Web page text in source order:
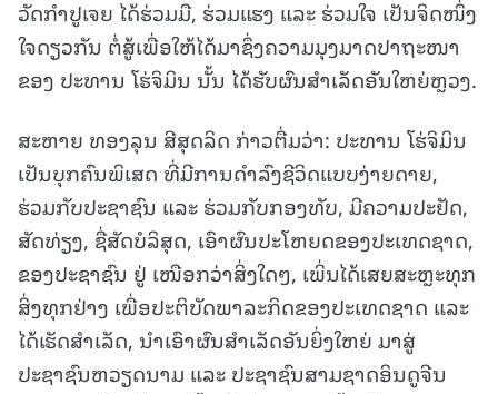
ວັດກໍາປູເຈຍ ໄດ້ຮ່ວມມື, ຮ່ວມແຮງ ແລະ ຮ່ວມໃຈ ເປັນຈິດໜຶ່ງ
ໃຈດຽວກັນ ຕໍ່ສູ້ເພື່ອໃຫ້ໄດ້ມາຊຶ່ງຄວາມມຸງມາດປາຖະໜາ
ຂອງ ປະທານ ໂຮ່ຈິມິນ ນັ້ນ ໄດ້ຮັບຜົນສໍາເລັດອັນໃຫຍ່ຫຼວງ.
ສະຫາຍ ທອງລຸນ ສີສຸດລິດ ກ່າວຕື່ມວ່າ: ປະທານ ໂຮ່ຈິມິນ
ເປັນບຸກຄົນພິເສດ ທີ່ມີການດໍາລົງຊີວິດແບບງ່າຍດາຍ,
ຮ່ວມກັບປະຊາຊົນ ແລະ ຮ່ວມກັບກອງທັບ, ມີຄວາມປະຢັດ,
ສັດທ່ຽງ, ຊື່ສັດບໍລິສຸດ, ເອົາຜົນປະໂຫຍດຂອງປະເທດຊາດ,
ຂອງປະຊາຊົນ ຢູ່ ເໜືອກວ່າສິ່ງໃດໆ, ເພິ່ນໄດ້ເສຍສະຫຼະທຸກ
ສິ່ງທຸກຢ່າງ ເພື່ອປະຕິບັດພາລະກິດຂອງປະເທດຊາດ ແລະ
ໄດ້ເຮັດສໍາເລັດ, ນໍາເອົາຜົນສໍາເລັດອັນຍິ່ງໃຫຍ່ ມາສູ່
ປະຊາຊົນຫວຽດນາມ ແລະ ປະຊາຊົນສາມຊາດອິນດູຈີນ